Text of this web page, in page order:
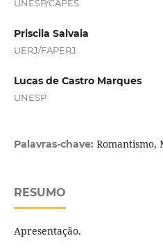
UNESP/CAPES
Priscila Salvaia
UERJ/FAPERJ
Lucas de Castro Marques
UNESP
Palavras-chave: Romantismo,
RESUMO
Apresentação.